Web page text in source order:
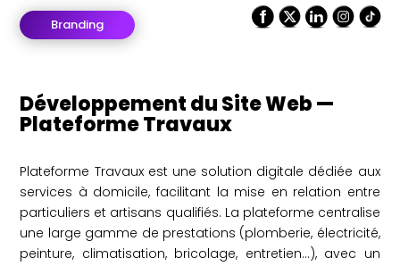
Branding
Développement du Site Web —
Plateforme Travaux
Plateforme Travaux est une solution digitale dédiée aux
services à domicile, facilitant la mise en relation entre
particuliers et artisans qualifiés. La plateforme centralise
une large gamme de prestations (plomberie, électricité,
peinture, climatisation, bricolage, entretien…), avec un